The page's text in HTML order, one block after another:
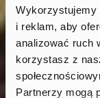
Wykorzystujemy
i reklam, aby
analizować ruch
korzystasz z
Partnerzy mogą